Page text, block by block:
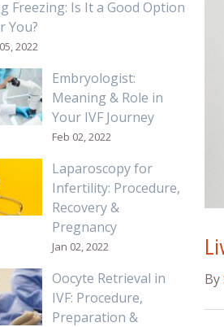
By
Freezing: Is It a Good Option
You?
2022
Embryologist:
Meaning & Role in
Your IVF Journey
Feb 02, 2022
Laparoscopy for
Infertility: Procedure,
Recovery &
Pregnancy
Jan 02, 2022
Oocyte Retrieval in
IVF: Procedure,
Preparation &